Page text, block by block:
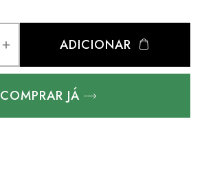
ADICIONAR
COMPRAR JÁ